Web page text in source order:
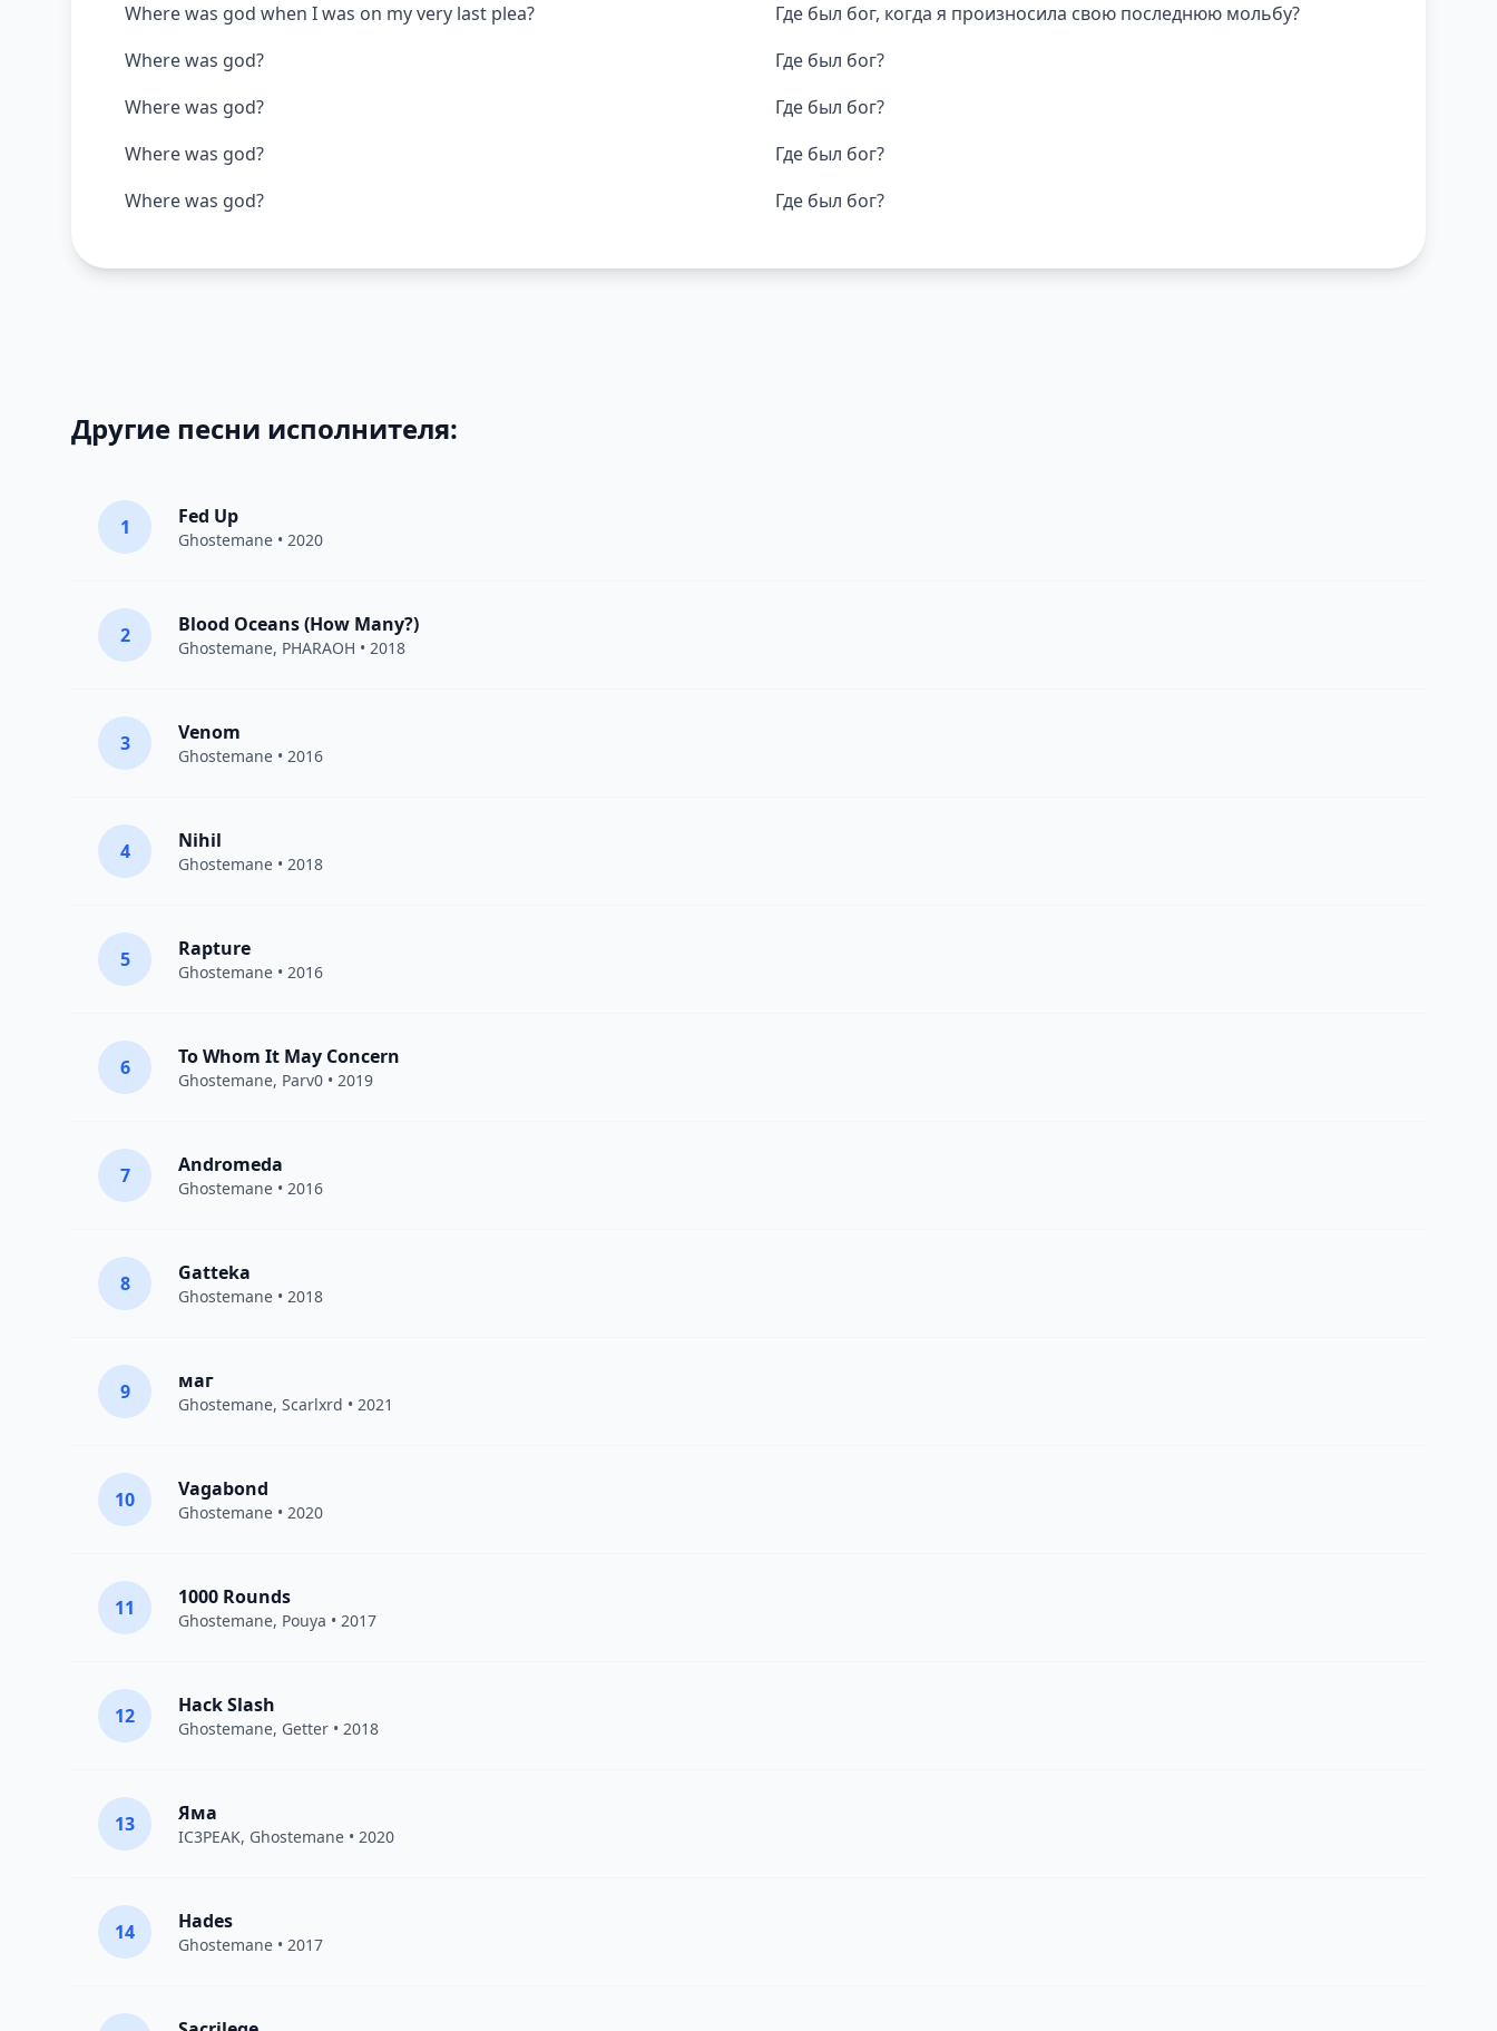
Where was god when I was on my very last plea?
Where was god?
Where was god?
Where was god?
Where was god?
Где был бог, когда я произносила свою последнюю мольбу?
Где был бог?
Где был бог?
Где был бог?
Где был бог?
Другие песни исполнителя:
1 Fed Up
Ghostemane • 2020
2 Blood Oceans (How Many?)
Ghostemane, PHARAOH • 2018
3 Venom
Ghostemane • 2016
4 Nihil
Ghostemane • 2018
5 Rapture
Ghostemane • 2016
6 To Whom It May Concern
Ghostemane, Parv0 • 2019
7 Andromeda
Ghostemane • 2016
8 Gatteka
Ghostemane • 2018
9 маг
Ghostemane, Scarlxrd • 2021
10 Vagabond
Ghostemane • 2020
11 1000 Rounds
Ghostemane, Pouya • 2017
12 Hack Slash
Ghostemane, Getter • 2018
13 Яма
IC3PEAK, Ghostemane • 2020
14 Hades
Ghostemane • 2017